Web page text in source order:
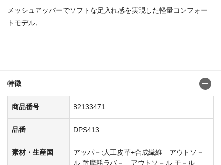
メッシュアッパーでソフトな足入れ感を実現した軽量コンフォー
トモデル。
特徴
商品番号 82133471
品番 DPS413
素材・生産国
アッパ－:人工皮革+合成繊維 アウトソ－
ル:耐摩耗ラバ－ アウトソ－ル:モ－ル